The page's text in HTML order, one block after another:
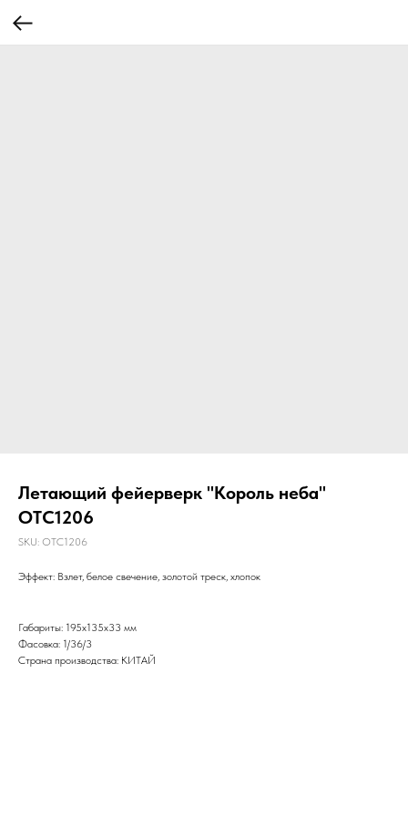
Летающий фейерверк "Король неба"
OTC1206
SKU: OTC1206
Эффект: Взлет, белое свечение, золотой треск, хлопок
Габариты: 195х135х33 мм
Фасовка: 1/36/3
Страна производства: КИТАЙ